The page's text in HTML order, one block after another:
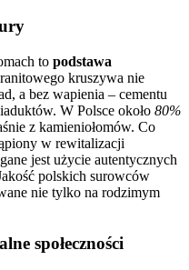
to podstawa
kruszywa nie
a bez wapienia – cementu
W Polsce około 80%
z kamieniołomów. Co
w rewitalizacji
jest użycie autentycznych
polskich surowców
nie tylko na rodzimym
społeczności